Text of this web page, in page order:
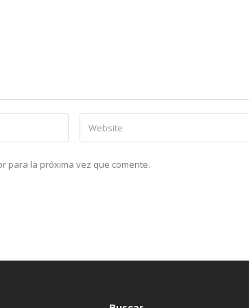
para la próxima vez que comente.